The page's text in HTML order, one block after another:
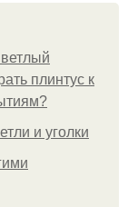
плинтус к
и уголки